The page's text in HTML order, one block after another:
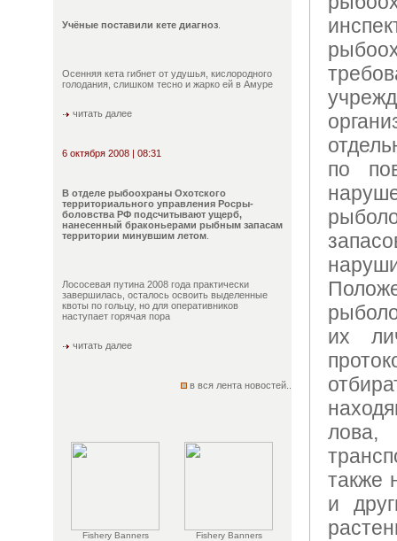
Учёные поставили кете диагноз
Осенняя кета гибнет от удушья, кислородного
голодания, слишком тесно и жарко ей в Амуре
читать далее
6 октября 2008 | 08:31
В отделе рыбоохраны Охотского
территориального управления Росры-
боловства РФ подсчитывают ущерб,
нанесенный браконьерами рыбным запасам
территории минувшим летом
Лососевая путина 2008 года практически
завершилась, осталось освоить выделенные
квоты по гольцу, но для оперативников
наступает горячая пора
читать далее
в вся лента новостей..
Fishery Banners Fishery Banners
по
их
также
и